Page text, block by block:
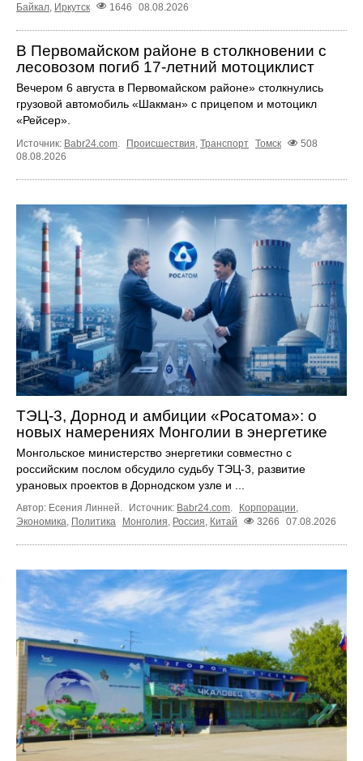
Байкал Иркутск 1646 08.08.2026
В Первомайском районе в столкновении с
лесовозом погиб 17-летний мотоциклист
Вечером 6 августа в Первомайском районе» столкнулись
грузовой автомобиль «Шакман» с прицепом и мотоцикл
«Рейсер».
Источник: Babr24.com Происшествия Транспорт Томск
508
08.08.2026
ТЭЦ-3, Дорнод и амбиции «Росатома»: о
новых намерениях Монголии в энергетике
Монгольское министерство энергетики совместно с
российским послом обсудило судьбу ТЭЦ‑3, развитие
урановых проектов в Дорнодском узле и ...
Автор: Есения Линней. Источник: Babr24.com. Корпорации,
Экономика, Политика Монголия, Россия, Китай 3266 07.08.2026